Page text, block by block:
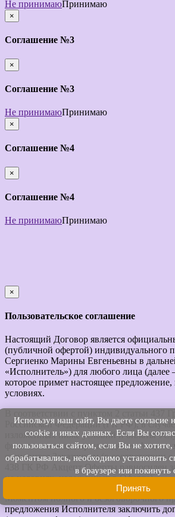
Используя наш cайт, Вы даете согласие
cookie и иных данных. Если Вы
пользоваться сайтом, если Вы не
обрабатывались, необходимо установить
в браузере или покинуть
Принять
Не принимаюПринимаю
×
закрыть
Соглашение №3
×
закрыть
Соглашение №3
Не принимаюПринимаю
×
закрыть
Соглашение №4
×
закрыть
Соглашение №4
Не принимаюПринимаю
×
закрыть
Пользовательское соглашение
Настоящий Договор является
(публичной офертой) индивидуального
Сергиенко Марины Евгеньевны в
«Исполнитель») для любого лица (далее
которое примет настоящее
условиях.
Российской Федерации (ГК РФ), в
изложенных ниже условий и оплаты
физическое лицо, производящее
становится Заказчиком (в соответствии
438 ГК РФ Акцепт Оферты равносилен
на условиях, изложенных в Оферте).
Моментом полного и безоговорочного
предложения Исполнителя заключить